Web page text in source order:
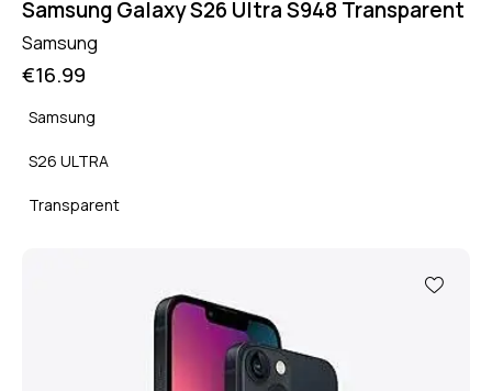
Samsung Galaxy S26 Ultra S948 Transparent
Samsung
€16.99
Samsung
S26 ULTRA
Transparent